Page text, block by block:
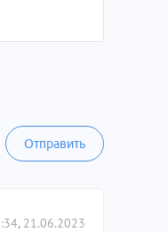
Отправить
21.06.2023